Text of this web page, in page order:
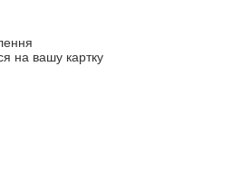
на вашу картку